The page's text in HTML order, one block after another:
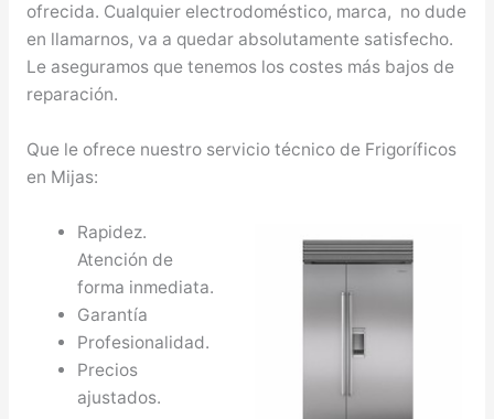
ofrecida. Cualquier electrodoméstico, marca, no dude
en llamarnos, va a quedar absolutamente satisfecho.
Le aseguramos que tenemos los costes más bajos de
reparación.
Que le ofrece nuestro servicio técnico de Frigoríficos
en Mijas:
Rapidez.
Atención de
forma inmediata.
Garantía
Profesionalidad.
Precios
ajustados.